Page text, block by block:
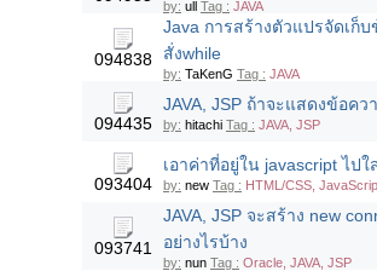
by: ull Tag : JAVA
094838
Java การสร้างตัวแปรจัดเก็
สั่งwhile
by: TaKenG Tag : JAVA
094435
JAVA, JSP ถ้าจะแสดงข้อค
by: hitachi Tag : JAVA, JSP
093404
เอาค่าที่อยู่ใน javascript ไป
by: new Tag : HTML/CSS,
093741
JAVA, JSP จะสร้าง new
อย่างไรบ้าง
by: nun Tag : Oracle, JAVA, JSP